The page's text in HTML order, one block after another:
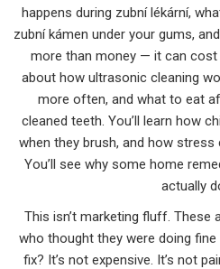
happens during zubní lékární,
zubní kámen under your gums,
more than money — it can cost
about how ultrasonic cleaning
more often, and what to eat
cleaned teeth. You’ll learn how
when they brush, and how
You’ll see why some home
actually
This isn’t marketing fluff. These
who thought they were doing
fix? It’s not expensive. It’s not